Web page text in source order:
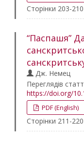
Сторінки 203-210
“Паспашя”
Дж. Немец
Переглядів
https://doi.org/
PDF (English)
Сторінки 211-220